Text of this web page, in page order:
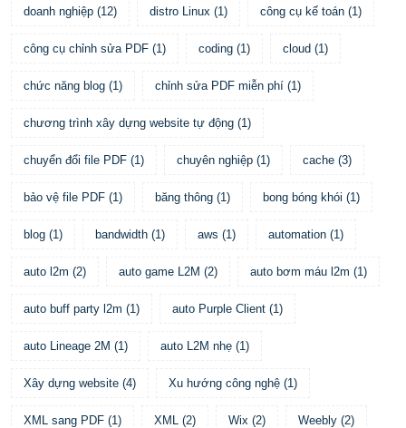
doanh nghiệp (12) distro Linux (1 ) công cụ kế toán (1 )
công cụ chỉnh sửa PDF (1 ) coding (1 ) cloud (1 )
chức năng blog (1 ) chỉnh sửa PDF miễn phí (1 )
chương trình xây dựng website tự động (1 )
chuyển đổi file PDF (1 ) chuyên nghiệp (1 ) cache (3)
bảo vệ file PDF (1 ) băng thông (1 ) bong bóng khói (1 )
blog (1 ) bandwidth (1 ) aws (1 ) automation (1 )
auto l2m (2) auto game L2M (2) auto bơm máu l2m (1 )
auto buff party l2m (1 ) auto Purple Client (1 )
auto Lineage 2M (1 ) auto L2M nhẹ (1 )
Xây dựng website (4) Xu hướng công nghệ (1 )
XML sang PDF (1 ) XML (2) Wix (2) Weebly (2)